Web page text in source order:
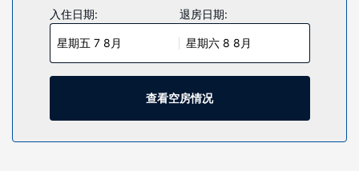
道的 61 英寸平板电视可满足您的娱乐需求；同时提供免费无
线网络，方便您与朋友保持联系。便利设施包括可存放笔记本
电脑的保险箱和电热水壶；而且按要求提供提供客房服务。
您可到 SPA 慰劳一下自己，这里提供按摩。此民宅可以滑雪进
入住日期:
星期五 7 8月
退房日期:
星期六 8 8月
查看空房情况